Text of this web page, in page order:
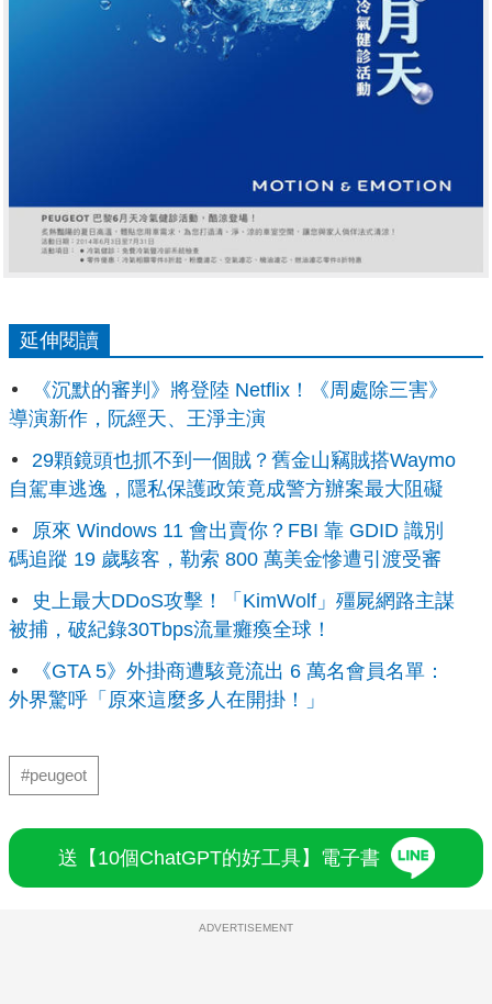
延伸閱讀
《沉默的審判》將登陸 Netflix！《周處除三害》
導演新作，阮經天、王淨主演
29顆鏡頭也抓不到一個賊？舊金山竊賊搭Waymo
自駕車逃逸，隱私保護政策竟成警方辦案最大阻礙
原來 Windows 11 會出賣你？FBI 靠 GDID 識別
碼追蹤 19 歲駭客，勒索 800 萬美金慘遭引渡受審
史上最大DDoS攻擊！「KimWolf」殭屍網路主謀
被捕，破紀錄30Tbps流量癱瘓全球！
《GTA 5》外掛商遭駭竟流出 6 萬名會員名單：
外界驚呼「原來這麼多人在開掛！」
#peugeot
送【10個ChatGPT的好工具】電子書
ADVERTISEMENT